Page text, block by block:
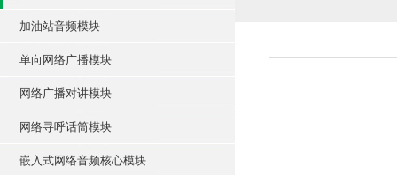
加油站音频模块
单向网络广播模块
网络广播对讲模块
网络寻呼话筒模块
嵌入式网络音频核心模块